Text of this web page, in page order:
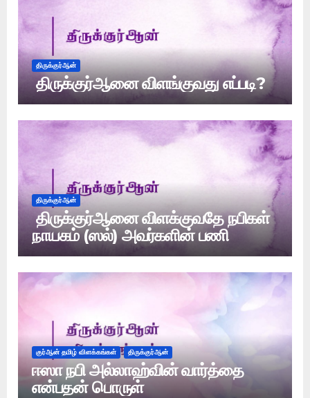
திருக்குர்ஆன்
திருக்குர்ஆனை விளங்குவது எப்படி?
திருக்குர்ஆன்
திருக்குர்ஆனை விளக்குவதே நபிகள்
நாயகம் (ஸல்) அவர்களின் பணி
குர்ஆன் தமிழ் விளக்கங்கள் திருக்குர்ஆன்
ஈஸா நபி அல்லாஹ்வின் வார்த்தை
என்பதன் பொருள்